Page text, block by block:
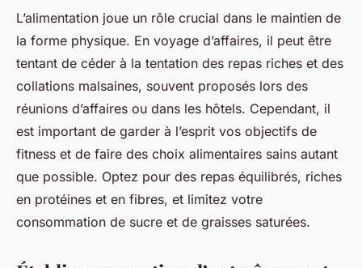
L’alimentation joue un rôle crucial dans le maintien de
la forme physique. En voyage d’affaires, il peut être
tentant de céder à la tentation des repas riches et des
collations malsaines, souvent proposés lors des
réunions d’affaires ou dans les hôtels. Cependant, il
est important de garder à l’esprit vos objectifs de
fitness et de faire des choix alimentaires sains autant
que possible. Optez pour des repas équilibrés, riches
en protéines et en fibres, et limitez votre
consommation de sucre et de graisses saturées.